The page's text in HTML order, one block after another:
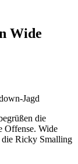
Wide
Jagd
die
Offense. Wide
Ricky Smalling